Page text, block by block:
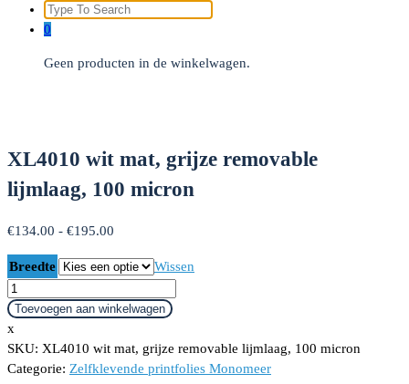
Search
for:
0
Geen producten in de winkelwagen.
XL4010 wit mat, grijze removable
lijmlaag, 100 micron
€134.00 - €195.00
tot
Breedte
Wissen
XL4010
wit
mat,
grijze
removable
Toevoegen aan winkelwagen
x
SKU: XL4010 wit mat, grijze removable lijmlaag, 100 micron
Categorie: Zelfklevende printfolies Monomeer